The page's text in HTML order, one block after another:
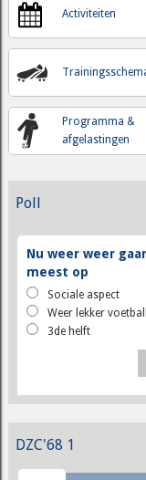
Activiteiten
Programma &
afgelastingen
Poll
Nu weer weer
meest op
Sociale aspect
Weer lekker
3de helft
DZC'68 1